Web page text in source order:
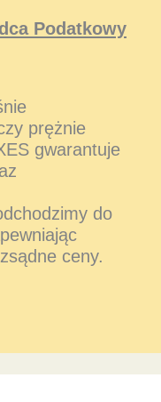
Podatkowy
prężnie
gwarantuje
do
ceny.